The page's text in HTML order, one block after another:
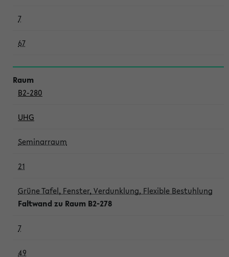
7
67
B2-280
UHG
Seminarraum
21
Grüne Tafel, Fenster, Verdunklung, Flexible Bestuhlung
Faltwand zu Raum B2-278
7
49